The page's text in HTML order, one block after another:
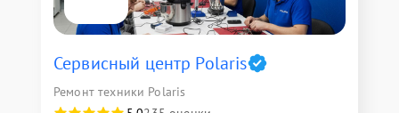
Сервисный центр Polaris
Ремонт техники Polaris